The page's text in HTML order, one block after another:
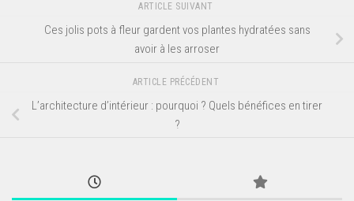
ARTICLE SUIVANT
Ces jolis pots à fleur gardent vos plantes hydratées sans
avoir à les arroser
ARTICLE PRÉCÉDENT
L’architecture d’intérieur : pourquoi ? Quels bénéfices en tirer
?